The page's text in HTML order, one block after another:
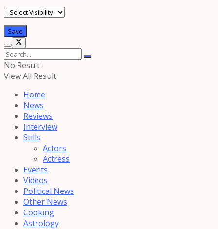
No Result
View All Result
Home
News
Reviews
Interview
Stills
Actors
Actress
Events
Videos
Political News
Other News
Cooking
Astrology